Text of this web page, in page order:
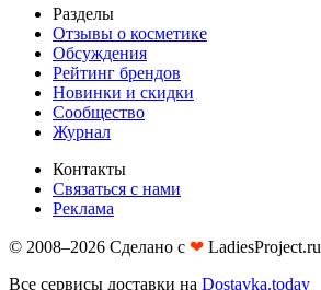
Разделы
Отзывы о косметике
Обсуждения
Рейтинг брендов
Новинки и скидки
Сообщество
Журнал
Контакты
Связаться с нами
Реклама
© 2008–2026 Сделано с ❤︎ LadiesProject.ru
Все сервисы доставки на Dostavka.today